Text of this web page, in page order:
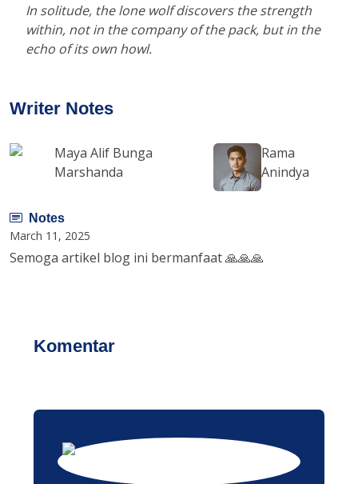
In solitude, the lone wolf discovers the strength
within, not in the company of the pack, but in the
echo of its own howl.
Writer Notes
Maya Alif Bunga
Marshanda
Rama
Anindya
Notes
March 11, 2025
Semoga artikel blog ini bermanfaat 🙏🙏🙏
Komentar